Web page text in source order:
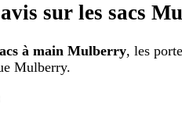
sur les sacs
à main Mulberry, les
Mulberry.